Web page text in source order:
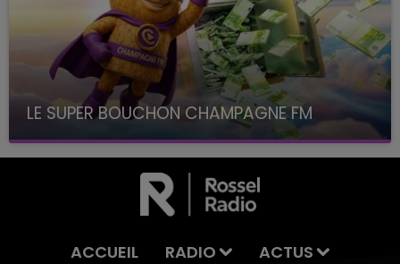
LE SUPER BOUCHON CHAMPAGNE FM
avec La Famille Champagne FM, à 8H10
ACCUEIL RADIO
ACTUS